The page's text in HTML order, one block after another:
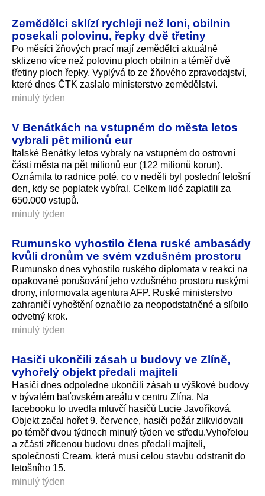
Zemědělci sklízí rychleji než loni, obilnin
posekali polovinu, řepky dvě třetiny
Po měsíci žňových prací mají zemědělci aktuálně
sklizeno více než polovinu ploch obilnin a téměř dvě
třetiny ploch řepky. Vyplývá to ze žňového zpravodajství,
které dnes ČTK zaslalo ministerstvo zemědělství.
minulý týden
V Benátkách na vstupném do města letos
vybrali pět milionů eur
Italské Benátky letos vybraly na vstupném do ostrovní
části města na pět milionů eur (122 milionů korun).
Oznámila to radnice poté, co v neděli byl poslední letošní
den, kdy se poplatek vybíral. Celkem lidé zaplatili za
650.000 vstupů.
minulý týden
Rumunsko vyhostilo člena ruské ambasády
kvůli dronům ve svém vzdušném prostoru
Rumunsko dnes vyhostilo ruského diplomata v reakci na
opakované porušování jeho vzdušného prostoru ruskými
drony, informovala agentura AFP. Ruské ministerstvo
zahraničí vyhoštění označilo za neopodstatněné a slíbilo
odvetný krok.
minulý týden
Hasiči ukončili zásah u budovy ve Zlíně,
vyhořelý objekt předali majiteli
Hasiči dnes odpoledne ukončili zásah u výškové budovy
v bývalém baťovském areálu v centru Zlína. Na
facebooku to uvedla mluvčí hasičů Lucie Javoříková.
Objekt začal hořet 9. července, hasiči požár zlikvidovali
po téměř dvou týdnech minulý týden ve středu.Vyhořelou
a zčásti zřícenou budovu dnes předali majiteli,
společnosti Cream, která musí celou stavbu odstranit do
letošního 15.
minulý týden